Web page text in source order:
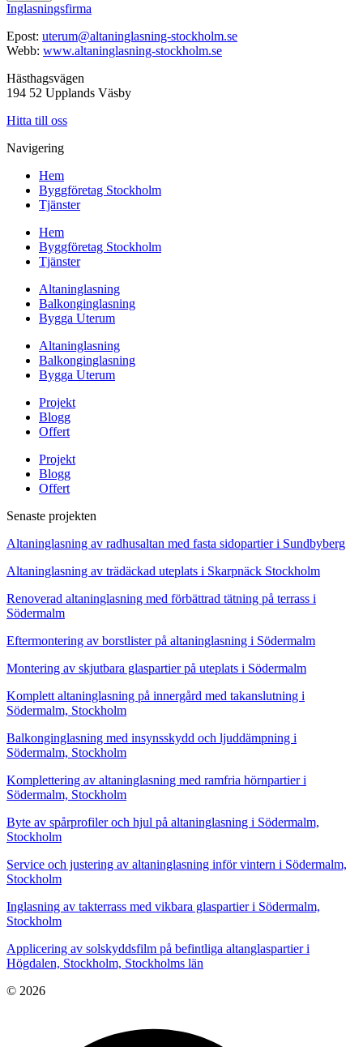
Inglasningsfirma
Epost: uterum@altaninglasning-stockholm.se
Webb: www.altaninglasning-stockholm.se
Hästhagsvägen
194 52 Upplands Väsby
Hitta till oss
Navigering
Hem
Byggföretag Stockholm
Tjänster
Hem
Byggföretag Stockholm
Tjänster
Altaninglasning
Balkonginglasning
Bygga Uterum
Altaninglasning
Balkonginglasning
Bygga Uterum
Projekt
Blogg
Offert
Projekt
Blogg
Offert
Senaste projekten
Altaninglasning av radhusaltan med fasta sidopartier i Sundbyberg
Altaninglasning av trädäckad uteplats i Skarpnäck Stockholm
Renoverad altaninglasning med förbättrad tätning på terrass i
Södermalm
Eftermontering av borstlister på altaninglasning i Södermalm
Montering av skjutbara glaspartier på uteplats i Södermalm
Komplett altaninglasning på innergård med takanslutning i
Södermalm, Stockholm
Balkonginglasning med insynsskydd och ljuddämpning i
Södermalm, Stockholm
Komplettering av altaninglasning med ramfria hörnpartier i
Södermalm, Stockholm
Byte av spårprofiler och hjul på altaninglasning i Södermalm,
Stockholm
Service och justering av altaninglasning inför vintern i Södermalm,
Stockholm
Inglasning av takterrass med vikbara glaspartier i Södermalm,
Stockholm
Applicering av solskyddsfilm på befintliga altanglaspartier i
Högdalen, Stockholm, Stockholms län
© 2026